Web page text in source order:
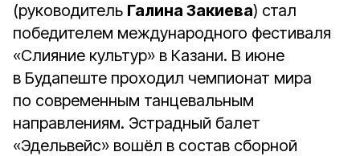
(руководитель Галина Закиева) стал
победителем международного фестиваля
«Слияние культур» в Казани. В июне
в Будапеште проходил чемпионат мира
по современным танцевальным
направлениям. Эстрадный балет
«Эдельвейс» вошёл в состав сборной